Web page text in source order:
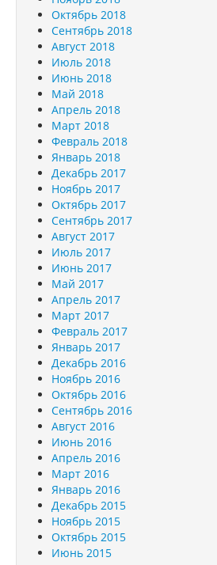
Октябрь 2018
Сентябрь 2018
Август 2018
Июль 2018
Июнь 2018
Май 2018
Апрель 2018
Март 2018
Февраль 2018
Январь 2018
Декабрь 2017
Ноябрь 2017
Октябрь 2017
Сентябрь 2017
Август 2017
Июль 2017
Июнь 2017
Май 2017
Апрель 2017
Март 2017
Февраль 2017
Январь 2017
Декабрь 2016
Ноябрь 2016
Октябрь 2016
Сентябрь 2016
Август 2016
Июнь 2016
Апрель 2016
Март 2016
Январь 2016
Декабрь 2015
Ноябрь 2015
Октябрь 2015
Июнь 2015